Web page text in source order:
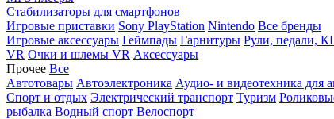
Стабилизаторы для смартфонов
Игровые приставки Sony PlayStation Nintendo Все бренды
Игровые аксессуары Геймпады Гарнитуры Рули, педали,
VR Очки и шлемы VR Аксессуары
Прочее Все
Автотовары Автоэлектроника Аудио- и видеотехника для
Спорт и отдых Электрический транспорт Туризм
рыбалка Водный спорт Велоспорт